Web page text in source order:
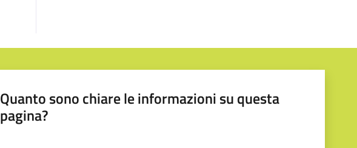
Quanto sono chiare le informazioni su questa
pagina?